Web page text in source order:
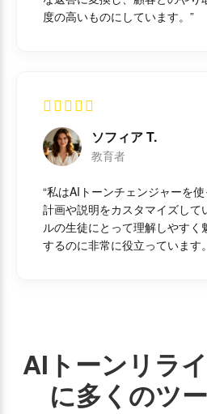
度の高いものにしています。”
ソフィア T.
教育者
“私はAIトーンチェンジャーを
計画や説明をカスタマイズして
ルの生徒にとって理解しやすく
するのに非常に役立っています
AIトーンリラ
に多くのツ